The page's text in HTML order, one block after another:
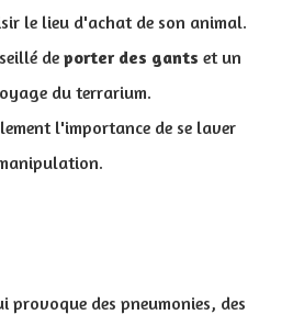
le lieu d'achat de son animal.
de porter des gants et un
du terrarium.
l'importance de se laver
provoque des pneumonies, des